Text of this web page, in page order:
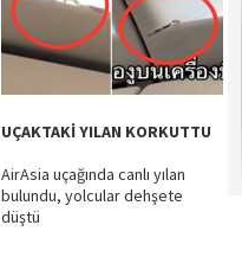
UÇAKTAKİ YILAN KORKUTTU
AirAsia uçağında canlı yılan
bulundu, yolcular dehşete
düştü